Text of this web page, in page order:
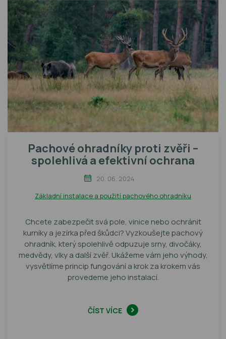
Pachové ohradníky proti zvěři –
spolehlivá a efektivní ochrana
20. 06. 2024
Základní instalace a použití pachového ohradníku
Chcete zabezpečit svá pole, vinice nebo ochránit
kurníky a jezírka před škůdci? Vyzkoušejte pachový
ohradník, který spolehlivě odpuzuje srny, divočáky,
medvědy, vlky a další zvěř. Ukážeme vám jeho výhody,
vysvětlíme princip fungování a krok za krokem vás
provedeme jeho instalací.
ČÍST VÍCE